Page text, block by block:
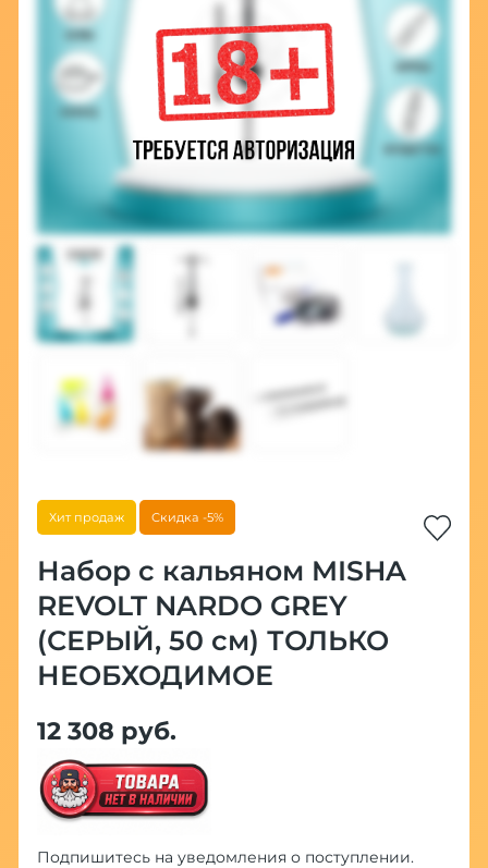
Хит продаж Скидка -5%
Набор с кальяном MISHA
REVOLT NARDO GREY
(СЕРЫЙ, 50 см) ТОЛЬКО
НЕОБХОДИМОЕ
12 308 руб.
Подпишитесь на уведомления о поступлении.